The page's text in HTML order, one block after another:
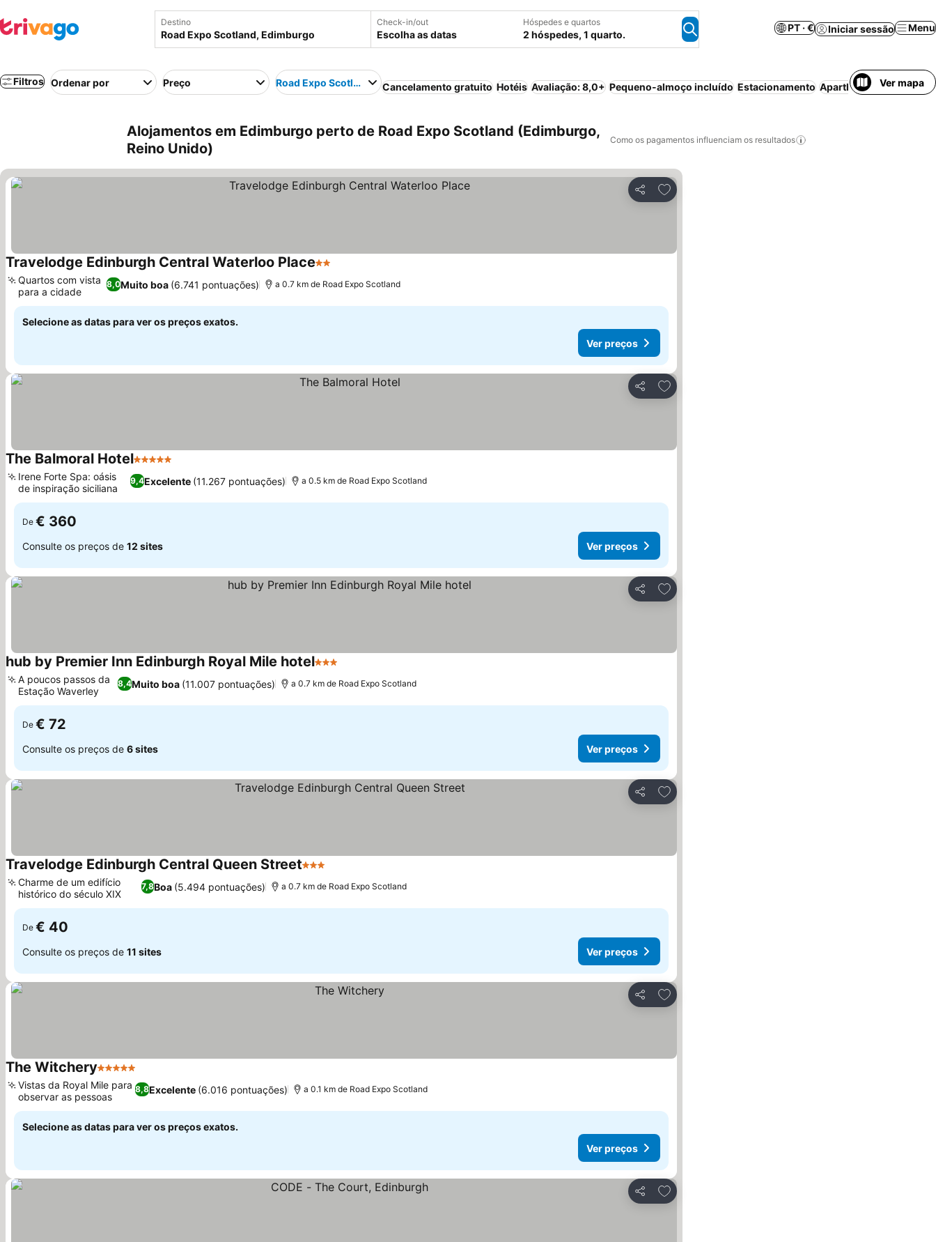
Destino Check-in/out
Escolha as datas
Hóspedes e quartos
2 hóspedes, 1 quarto.
PT · € Iniciar sessão Menu
Filtros Ordenar por Preço Road Expo Scotland Cancelamento gratuito Hotéis Avaliação: 8,0+ Pequeno-almoço incluído Estacionamento Aparthotel Wi-fi
Ver mapa
Alojamentos em Edimburgo perto de Road Expo Scotland (Edimburgo,
Reino Unido)
Como os pagamentos influenciam os resultados
Partilhar
Adicionar aos favoritos
Travelodge Edinburgh Central Waterloo Place2 Estrelas
8,0Muito boa (6.741 pontuações)
Quartos com vista
para a cidade
a 0.7 km de Road Expo Scotland
Selecione as datas para ver os preços exatos.
Ver preços
Partilhar
Adicionar aos favoritos
The Balmoral Hotel5 Estrelas
9,4Excelente (11.267 pontuações)
Irene Forte Spa: oásis
de inspiração siciliana
a 0.5 km de Road Expo Scotland
De € 360
Consulte os preços de 12 sites Ver preços
Partilhar
Adicionar aos favoritos
hub by Premier Inn Edinburgh Royal Mile hotel3 Estrelas
8,4Muito boa (11.007 pontuações)
A poucos passos da
Estação Waverley
a 0.7 km de Road Expo Scotland
De € 72
Consulte os preços de 6 sites Ver preços
Partilhar
Adicionar aos favoritos
Travelodge Edinburgh Central Queen Street3 Estrelas
7,8Boa (5.494 pontuações)
Charme de um edifício
histórico do século XIX
a 0.7 km de Road Expo Scotland
De € 40
Consulte os preços de 11 sites Ver preços
Partilhar
Adicionar aos favoritos
The Witchery5 Estrelas
8,8Excelente (6.016 pontuações)
Vistas da Royal Mile para
observar as pessoas
a 0.1 km de Road Expo Scotland
Selecione as datas para ver os preços exatos.
Ver preços
Partilhar
Adicionar aos favoritos